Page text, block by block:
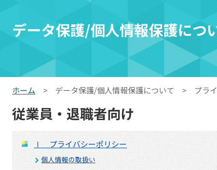
データ保護/個人情報保護につ
ホーム > データ保護/個人情報保護について > プラ
従業員・退職者向け
Ⅰ プライバシーポリシー
個人情報の取扱い